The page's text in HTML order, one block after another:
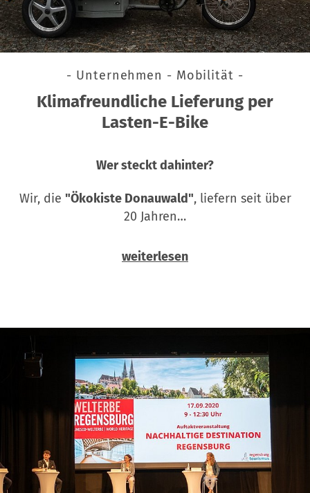
- Unternehmen - Mobilität -
Klimafreundliche Lieferung per
Lasten-E-Bike
Wer steckt dahinter?
Wir, die "Ökokiste Donauwald", liefern seit über
20 Jahren…
weiterlesen